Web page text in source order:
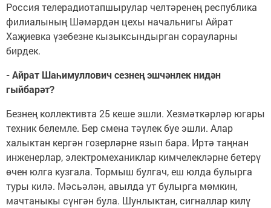
Россия телерадиотапшырулар челтәренең республика
филиалының Шәмәрдән цехы начальнигы Айрат
Хаҗиевка үзебезне кызыксындырган сорауларны
бирдек.
- Айрат Шаһимуллович сезнең эшчәнлек нидән
гыйбарәт?
Безнең коллективта 25 кеше эшли. Хезмәткәрләр югары
техник белемле. Бер смена тәүлек буе эшли. Алар
халыктан кергән гозерләрне язып бара. Иртә таңнан
инженерлар, электромеханиклар кимчелекләрне бетерү
өчен юлга кузгала. Тормыш булгач, еш юлда булырга
туры килә. Мәсьәлән, авылда ут булырга мөмкин,
мачтаныкы сүнгән була. Шунлыктан, сигналлар килү